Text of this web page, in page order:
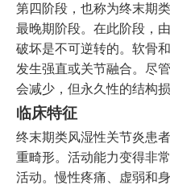
第四阶段，也称为终末期
最晚期阶段。在此阶段，
破坏是不可逆转的。软骨
发生强直或关节融合。尽
会减少，但永久性的结构
临床特征
终末期类风湿性关节炎患
重畸形。活动能力变得非
活动。慢性疼痛、虚弱和